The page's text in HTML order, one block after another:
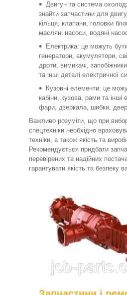
Двигун та система
знайти запчастини для
кільця, клапани, головки
масляні насоси, водяні
Електрика: це можуть
генератори, акумулятори,
дроти, вимикачі,
та інші деталі електричної
Кузовні елементи: це
кабіни, кузова, рами та інші
фари, дзеркала, шибки,
Важливо розуміти, що при
спецтехніки необхідно
техніки, а також якість та
Рекомендується придбати
перевірених та надійних
гарантувати якість та безпеку